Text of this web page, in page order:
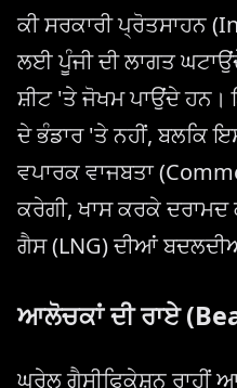
ਕੀ ਸਰਕਾਰੀ ਪ੍ਰੋਤਸਾਹਨ
ਲਈ ਪੂੰਜੀ ਦੀ ਲਾਗਤ
ਸ਼ੀਟ 'ਤੇ ਜੋਖਮ ਪਾਉਂਦੇ
ਦੇ ਭੰਡਾਰ 'ਤੇ ਨਹੀਂ, ਬਲਕਿ
ਵਪਾਰਕ ਵਾਜਬਤਾ
ਕਰੇਗੀ, ਖਾਸ ਕਰਕੇ ਦਰਾਮਦ
ਗੈਸ (LNG) ਦੀਆਂ
ਆਲੋਚਕਾਂ ਦੀ ਰਾਏ
ਘਰੇਲੂ ਗੈਸੀਫਿਕੇਸ਼ਨ ਰਾਹੀਂ